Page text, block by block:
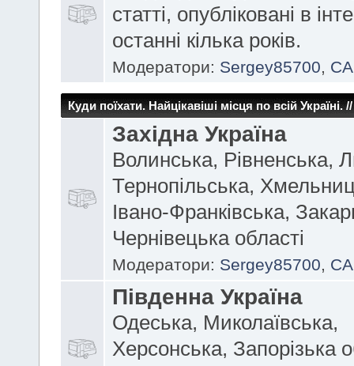
статті, опубліковані в
останні кілька років.
Модератори: Sergey85700,
Куди поїхати. Найцікавіші місця по всій
Західна Україна
Волинська, Рівненська,
Тернопільська,
Івано-Франківська,
Чернівецька області
Модератори: Sergey85700,
Південна Україна
Одеська, Миколаївська,
Херсонська, Запорізька